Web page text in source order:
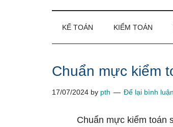
làm
toán
KẾ TOÁN KIỂM TOÁN
Chuẩn mực kiểm
17/07/2024 by pth Để lại bình luận
Chuẩn mực kiểm toán